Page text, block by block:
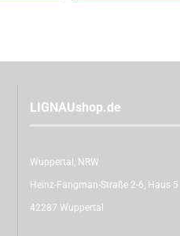
LIGNAUshop.de
Wuppertal, NRW
Heinz-Fangman-Straße 2-6, Haus 5
42287 Wuppertal